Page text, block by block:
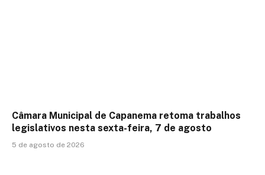
Câmara Municipal de Capanema retoma trabalhos
legislativos nesta sexta-feira, 7 de agosto
5 de agosto de 2026